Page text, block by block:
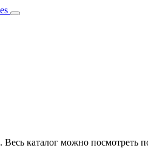
каталог можно посмотреть